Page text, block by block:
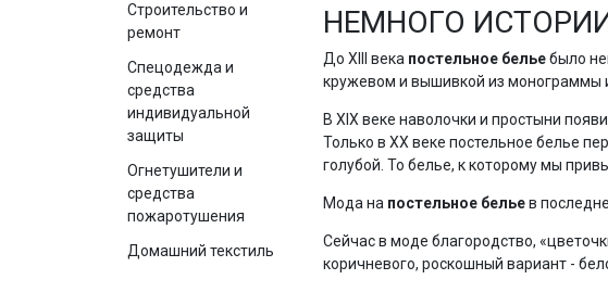
Строительство и
ремонт
Спецодежда и
средства
индивидуальной
защиты
Огнетушители и
средства
пожаротушения
Домашний текстиль
НЕМНОГО
До ХIII века постельное бельебыло
кружевом и вышивкой из монограммы
В ХIХ веке наволочки и простыни
Только в ХХ веке постельное белье
голубой. То белье, к которому мы
Мода на постельное бельев
Сейчас в моде благородство,
коричневого, роскошный вариант -